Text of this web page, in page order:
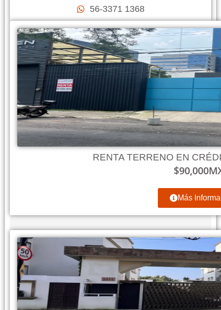
56-3371 1368
RENTA TERRENO EN
$90,000
Más